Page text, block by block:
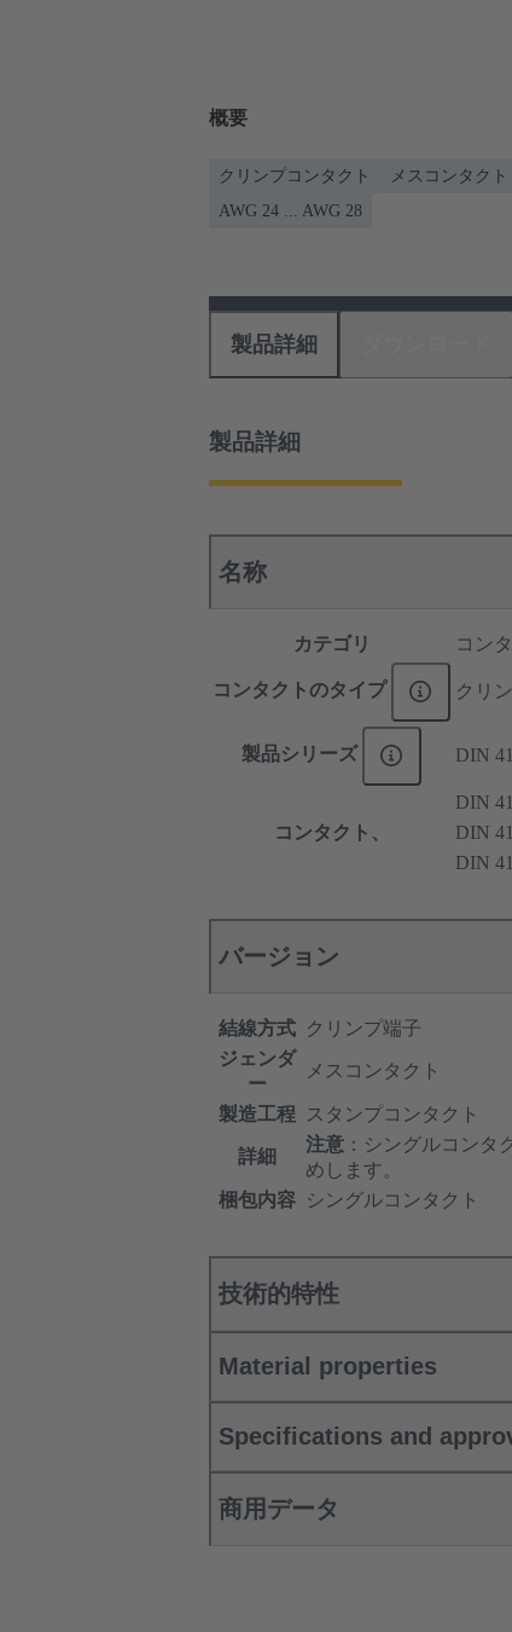
概要
クリンプコンタクト メスコンタクト
AWG 24 ... AWG 28
製品詳細
製品詳細
名称
カテゴリ コン
コンタクトのタイプ クリ
製品シリーズ DIN
コンタクト、
DIN
DIN
DIN
バージョン
結線方式
クリンプ端子
ジェンダ
ー
メスコンタクト
製造工程 スタンプコンタクト
詳細
注意 ：シングルコン
めします。
梱包内容
シングルコンタクト
技術的特性
Material properties
Specifications and
商用データ